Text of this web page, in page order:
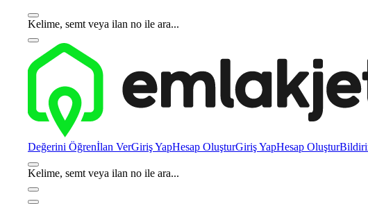
Kelime, semt veya ilan no ile ara...
Değerini Öğrenİlan VerGiriş YapHesap OluşturGiriş YapHesap Oluştur
Kelime, semt veya ilan no ile ara...